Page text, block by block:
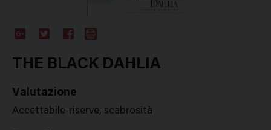
Plus
THE BLACK DAHLIA
Valutazione
Accettabile-riserve, scabrosità